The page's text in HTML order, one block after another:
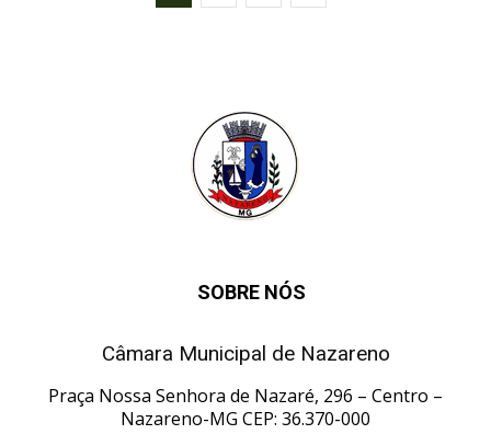
SOBRE NÓS
Câmara Municipal de Nazareno
Praça Nossa Senhora de Nazaré, 296 – Centro –
Nazareno-MG CEP: 36.370-000